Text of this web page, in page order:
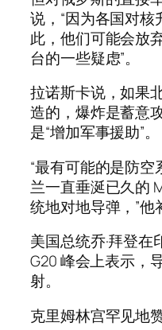
说，“因为各国对
此，他们可能会放
台的一些疑虑”。
拉诺斯卡说，如果
造的，爆炸是蓄意
是“增加军事援助”。
“最有可能的是防
兰一直垂涎已久的
统地对地导弹，”他
美国总统乔·拜登
G20 峰会上表示，
射。
克里姆林宫罕见地